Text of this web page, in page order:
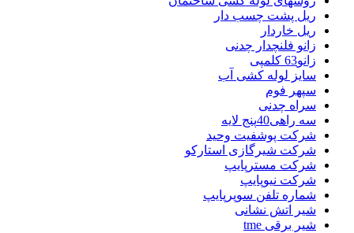
ریل پشت چسب دار
ریل خاردار
زانو فلنچدار چدنی
زانو63 کلمپی
سایز لوله کشی آب
سپهر فوم
سراه چدنی
سه راهی40پنج لایه
شرکت پوشفیت وحید
شرکت شیرگازی استارکو
شرکت مسترپایپ
شرکت نیوپایپ
شماره تلفن سوپرپایپ
شیر اتش نشانی
شیر برقی tme